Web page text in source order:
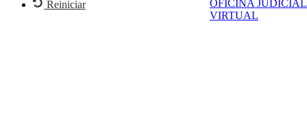
OFICINA JUDICIAL
VIRTUAL
Reiniciar